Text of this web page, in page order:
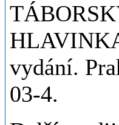
vydání.
03-4.